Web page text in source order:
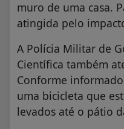
muro de uma casa.
atingida pelo
A Polícia Militar de
Científica também
Conforme
uma bicicleta que
levados até o pátio